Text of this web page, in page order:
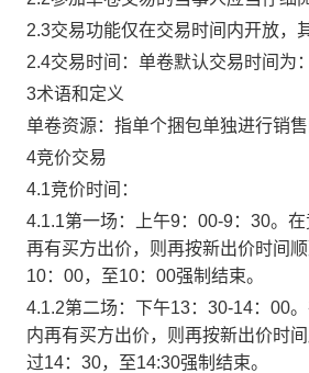
2.3交易功能仅在交易时间内开放，
2.4交易时间：单卷默认交易时间为
3术语和定义
单卷资源：指单个捆包单独进行销售
4竞价交易
4.1竞价时间：
4.1.1第一场：上午9：00-9：30。
再有买方出价，则再按新出价时间
10：00，至10：00强制结束。
4.1.2第二场：下午13：30-14：00
内再有买方出价，则再按新出价时
过14：30，至14:30强制结束。